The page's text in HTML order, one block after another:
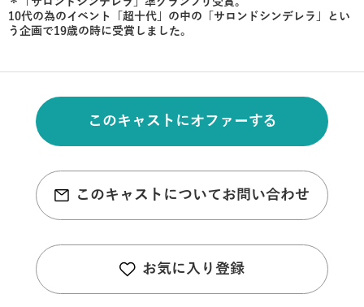
10代の為のイベント「超十代」の中の「サロンドシンデレラ」とい
う企画で19歳の時に受賞しました。
このキャストにオファーする
このキャストについてお問い合わせ
お気に入り登録